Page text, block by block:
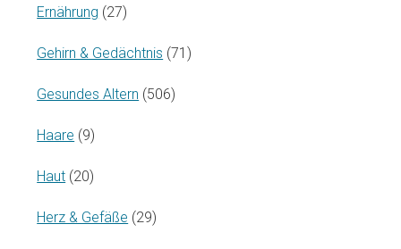
Ernährung (27)
Gehirn & Gedächtnis (71)
Gesundes Altern (506)
Haare (9)
Haut (20)
Herz & Gefäße (29)